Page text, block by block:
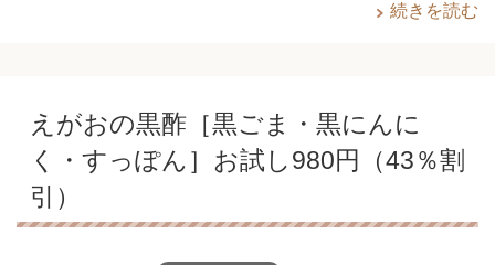
続きを読む
えがおの黒酢［黒ごま・黒にんに
く・すっぽん］お試し980円（43％割
引）